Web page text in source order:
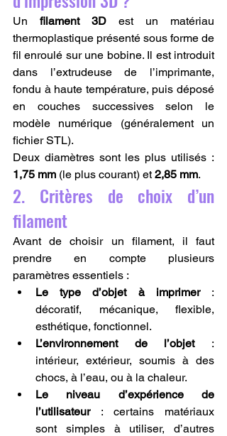
Un filament 3D est un matériau
thermoplastique présenté sous forme de
fil enroulé sur une bobine. Il est introduit
dans l’extrudeuse de l’imprimante,
fondu à haute température, puis déposé
en couches successives selon le
modèle numérique (généralement un
fichier STL).
1,75 mm (le plus courant) et 2,85 mm.
2. Critères de choix d’un
filament
Avant de choisir un filament, il faut
prendre en compte plusieurs
paramètres essentiels :
Le type d’objet à imprimer :
décoratif, mécanique, flexible,
esthétique, fonctionnel.
L’environnement de l’objet :
intérieur, extérieur, soumis à des
chocs, à l’eau, ou à la chaleur.
Le niveau d’expérience de
l’utilisateur : certains matériaux
sont simples à utiliser, d’autres